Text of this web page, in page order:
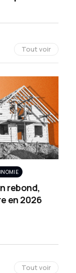
lundi
Tout voir
rebond,
en 2026
Tout voir